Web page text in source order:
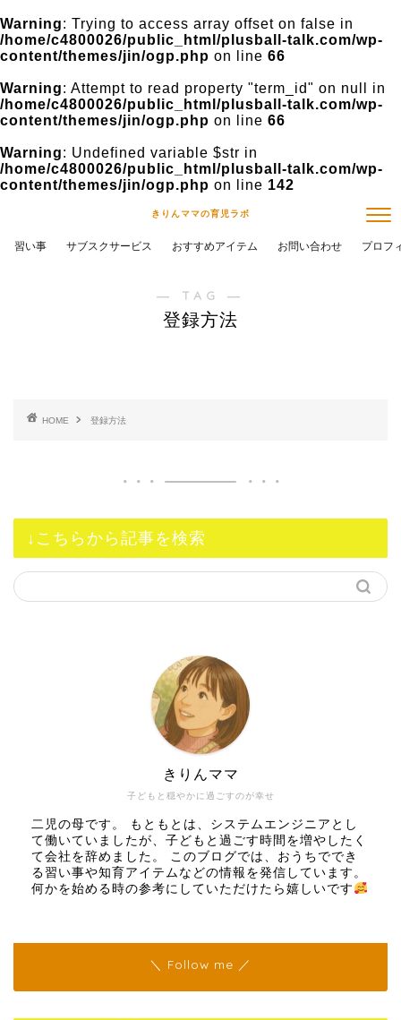
Warning: Trying to access array offset on false in
/home/c4800026/public_html/plusball-talk.com/wp-
content/themes/jin/ogp.php on line 66
Warning: Attempt to read property "term_id" on null in
/home/c4800026/public_html/plusball-talk.com/wp-
content/themes/jin/ogp.php on line 66
Warning: Undefined variable $str in
/home/c4800026/public_html/plusball-talk.com/wp-
content/themes/jin/ogp.php on line 142
きりんママの育児ラボ
習い事 サブスクサービス おすすめアイテム お問い合わせ プロフ
― TAG ―
登録方法
HOME 登録方法
↓こちらから記事を検索
子どもと穏やかに過ごすのが幸せ
きりんママ
二児の母です。 もともとは、システムエンジニアとし
て働いていましたが、子どもと過ごす時間を増やしたく
て会社を辞めました。 このブログでは、おうちででき
る習い事や知育アイテムなどの情報を発信しています。
何かを始める時の参考にしていただけたら嬉しいです
＼ Follow me ／